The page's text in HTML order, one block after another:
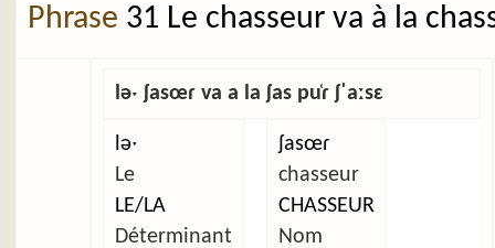
Phrase 31 Le chasseur va à la
ləˑ ʃasœɾ va a la ʃas pu̜ɾ ʃˈaːsɛ
ləˑ
Le
LE/LA
Déterminant
ʃasœɾ
chasseur
CHASSEUR
Nom